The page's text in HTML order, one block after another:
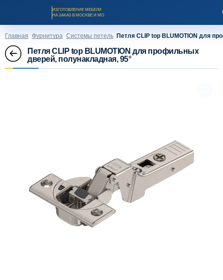
ИЗГОТОВЛЕНИЕ МЕБЕЛИ
НА ЗАКАЗ В МОСКВЕ И МО
Оплата и доставка
Рассрочка и кредит
Главная Фурнитура Системы петель Петля CLIP top BLUMOTION для
Петля CLIP top BLUMOTION для профильных
дверей, полунакладная, 95°